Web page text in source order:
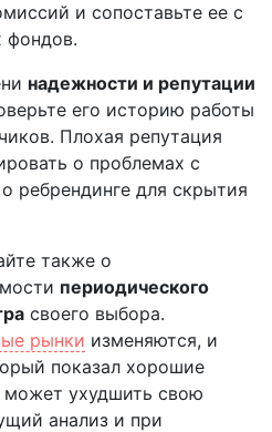
и сопоставьте ее с
фондов.
надежности и репутации
его историю работы
Плохая репутация
о проблемах с
ребрендинге для скрытия
также о
периодического
своего выбора.
рынки изменяются, и
показал хорошие
может ухудшить свою
анализ и при